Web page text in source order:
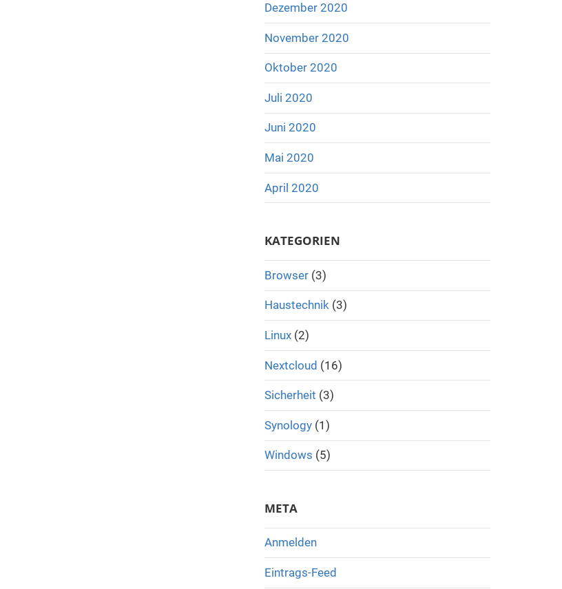
Dezember 2020
November 2020
Oktober 2020
Juli 2020
Juni 2020
Mai 2020
April 2020
KATEGORIEN
Browser(3)
Haustechnik(3)
Linux(2)
Nextcloud (16)
Sicherheit (3)
Synology(1)
Windows (5)
META
Anmelden
Eintrags-Feed